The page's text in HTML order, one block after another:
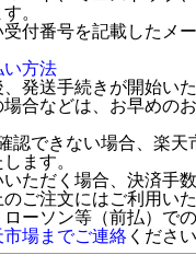
。
付番号を記載したメ
い方法
発送手続きが開始い
合などは、お早めの
認できない場合、楽天
ます。
ただく場合、決済手数
ご注文にはご利用いた
ーソン等（前払）で
市場までご連絡 ください